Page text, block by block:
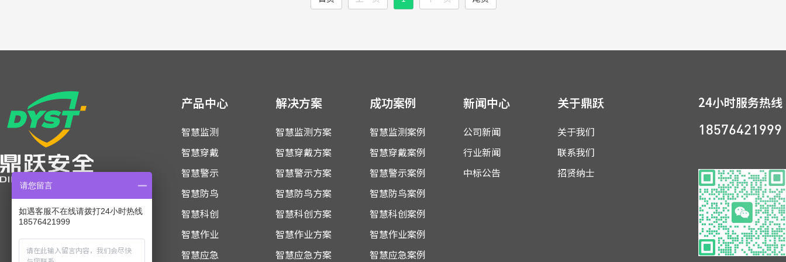
产品中心
智慧监测
智慧穿戴
智慧警示
智慧防鸟
智慧科创
智慧作业
智慧应急
解决方案
智慧监测方案
智慧穿戴方案
智慧警示方案
智慧防鸟方案
智慧科创方案
智慧作业方案
智慧应急方案
成功案例
智慧监测案例
智慧穿戴案例
智慧警示案例
智慧防鸟案例
智慧科创案例
智慧作业案例
智慧应急案例
新闻中心
公司新闻
行业新闻
中标公告
关于鼎跃
关于我们
联系我们
招贤纳士
24小时服务热线
18576421999
请您留言
如遇客服不在线请拨打24小时热线
18576421999